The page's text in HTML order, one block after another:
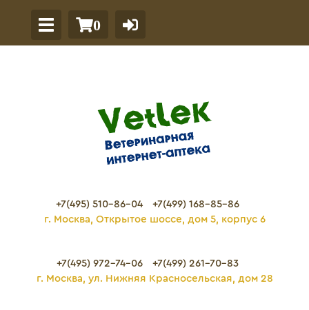
0
+7(495) 510-86-04
+7(499) 168-85-86
г. Москва, Открытое шоссе, дом 5, корпус 6
+7(495) 972-74-06
+7(499) 261-70-83
г. Москва, ул. Нижняя Красносельская, дом 28